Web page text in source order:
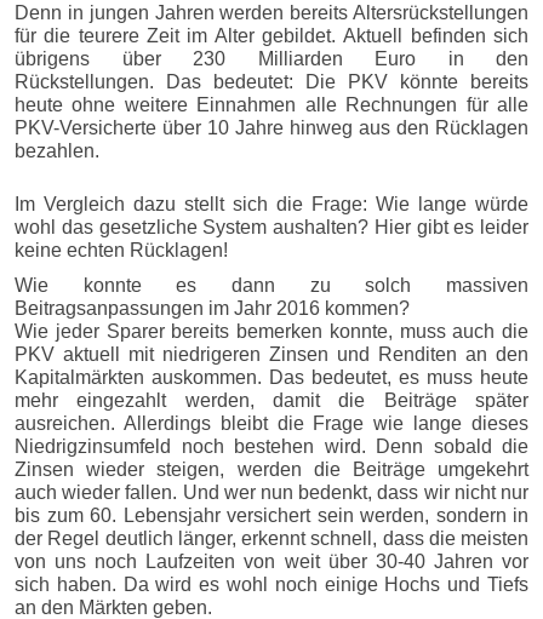
Denn in jungen Jahren werden bereits Altersrückstellungen
für die teurere Zeit im Alter gebildet. Aktuell befinden sich
übrigens über 230 Milliarden Euro in den
Rückstellungen. Das bedeutet: Die PKV könnte bereits
heute ohne weitere Einnahmen alle Rechnungen für alle
PKV-Versicherte über 10 Jahre hinweg aus den Rücklagen
bezahlen.
Im Vergleich dazu stellt sich die Frage: Wie lange würde
wohl das gesetzliche System aushalten? Hier gibt es leider
keine echten Rücklagen!
Wie konnte es dann zu solch massiven
Beitragsanpassungen im Jahr 2016 kommen?
Wie jeder Sparer bereits bemerken konnte, muss auch die
PKV aktuell mit niedrigeren Zinsen und Renditen an den
Kapitalmärkten auskommen. Das bedeutet, es muss heute
mehr eingezahlt werden, damit die Beiträge später
ausreichen. Allerdings bleibt die Frage wie lange dieses
Niedrigzinsumfeld noch bestehen wird. Denn sobald die
Zinsen wieder steigen, werden die Beiträge umgekehrt
auch wieder fallen. Und wer nun bedenkt, dass wir nicht nur
bis zum 60. Lebensjahr versichert sein werden, sondern in
der Regel deutlich länger, erkennt schnell, dass die meisten
von uns noch Laufzeiten von weit über 30-40 Jahren vor
sich haben. Da wird es wohl noch einige Hochs und Tiefs
an den Märkten geben.